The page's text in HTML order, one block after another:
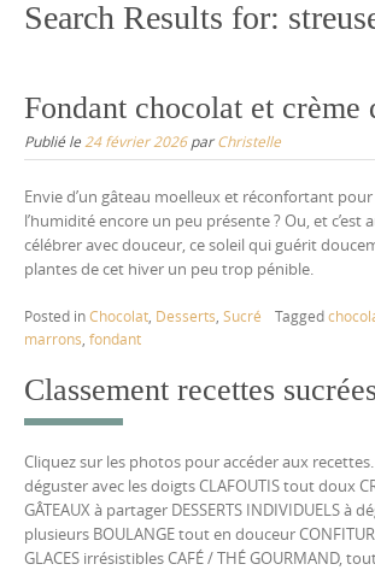
Search Results for:
Fondant chocolat et crème
Publié le24 février 2026parChristelle
Envie d’un gâteau moelleux et réconfortant
l’humidité encore un peu présente ? Ou, et c’est
célébrer avec douceur, ce soleil qui guérit
plantes de cet hiver un peu trop pénible.
Posted inChocolat, Desserts, Sucré Tagged
marrons, fondant
Classement recettes
Cliquez sur les photos pour accéder aux recettes.
déguster avec les doigts CLAFOUTIS tout doux
GÂTEAUX à partager DESSERTS INDIVIDUELS à
plusieurs BOULANGE tout en douceur
GLACES irrésistibles CAFÉ / THÉ GOURMAND,